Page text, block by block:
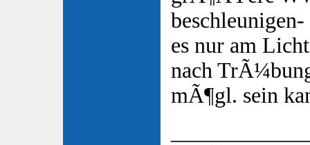
es nur am
nach
mÃ¶gl. sein